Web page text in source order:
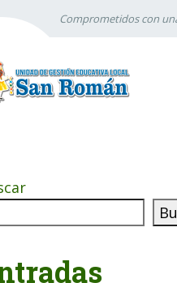
Comprometidos con